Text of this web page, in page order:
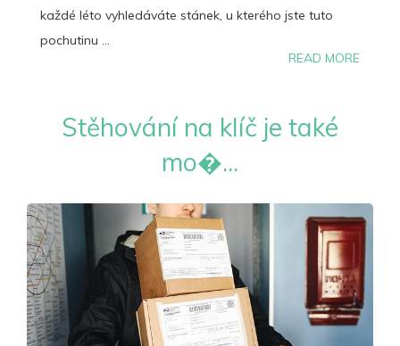
každé léto vyhledáváte stánek, u kterého jste tuto
pochutinu ...
READ MORE
Stěhování na klíč je také
mo�...